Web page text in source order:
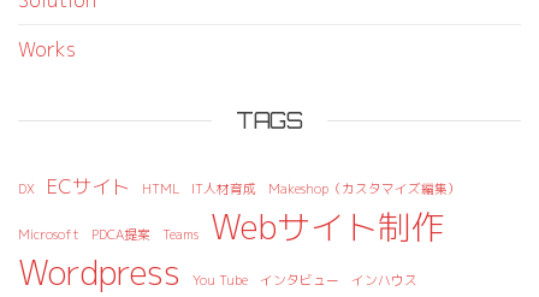
Works
TAGS
DX ECサイト HTML IT人材育成 Makeshop（カスタマイズ編集）
Microsoft PDCA提案 Teams
Webサイト制作
Wordpress
You Tube インタビュー インハウス